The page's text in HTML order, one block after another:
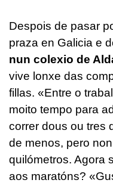
Despois de pasar
praza en Galicia e
nun colexio de
vive lonxe das
fillas. «Entre o
moito tempo para
correr dous ou tres
de menos, pero
quilómetros. Agora
aos maratóns?